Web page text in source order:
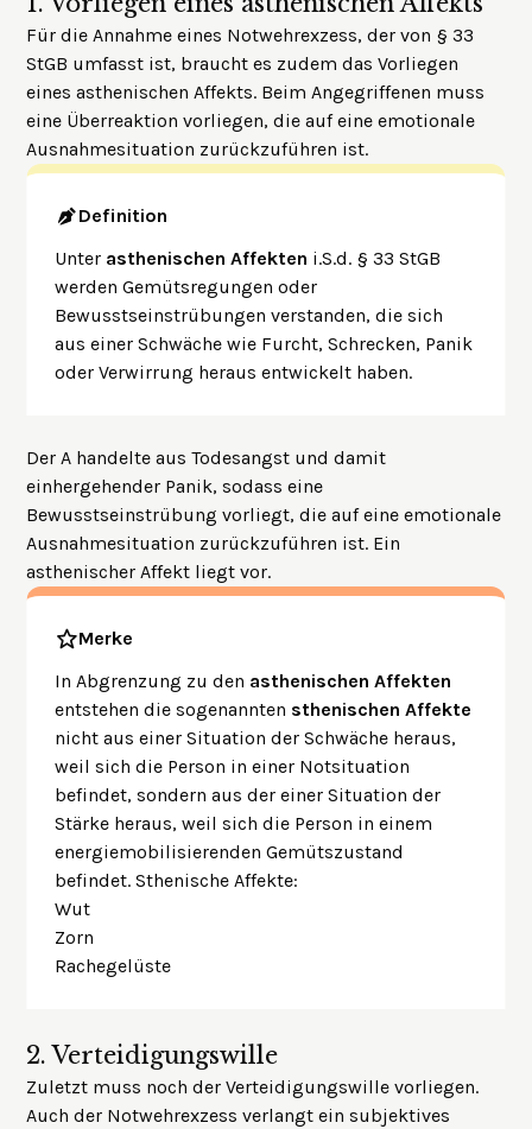
Für die Annahme eines Notwehrexzess, der von § 33
StGB umfasst ist, braucht es zudem das Vorliegen
eines asthenischen Affekts. Beim Angegriffenen muss
eine Überreaktion vorliegen, die auf eine emotionale
Ausnahmesituation zurückzuführen ist.
Definition
Unter asthenischen Affekten i.S.d. § 33 StGB
werden Gemütsregungen oder
Bewusstseinstrübungen verstanden, die sich
aus einer Schwäche wie Furcht, Schrecken, Panik
oder Verwirrung heraus entwickelt haben.
Der A handelte aus Todesangst und damit
einhergehender Panik, sodass eine
Bewusstseinstrübung vorliegt, die auf eine emotionale
Ausnahmesituation zurückzuführen ist. Ein
asthenischer Affekt liegt vor.
Merke
In Abgrenzung zu den asthenischen Affekten
entstehen die sogenannten sthenischen Affekte
nicht aus einer Situation der Schwäche heraus,
weil sich die Person in einer Notsituation
befindet, sondern aus der einer Situation der
Stärke heraus, weil sich die Person in einem
energiemobilisierenden Gemütszustand
befindet. Sthenische Affekte:
Wut
Zorn
Rachegelüste
2. Verteidigungswille
Zuletzt muss noch der Verteidigungswille vorliegen.
Auch der Notwehrexzess verlangt ein subjektives